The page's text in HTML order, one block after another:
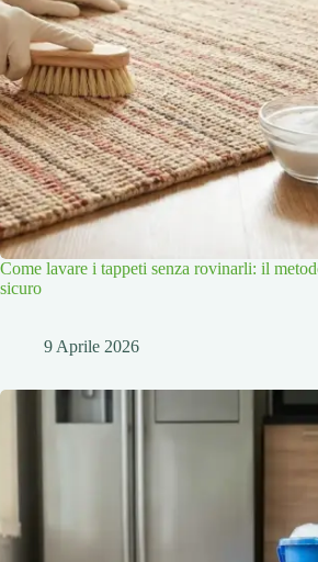
Come lavare i tappeti senza rovinarli: il
sicuro
9 Aprile 2026